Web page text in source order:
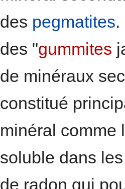
des pegmatites
des "gummites
de minéraux
constitué
minéral comme
soluble dans
de radon qui